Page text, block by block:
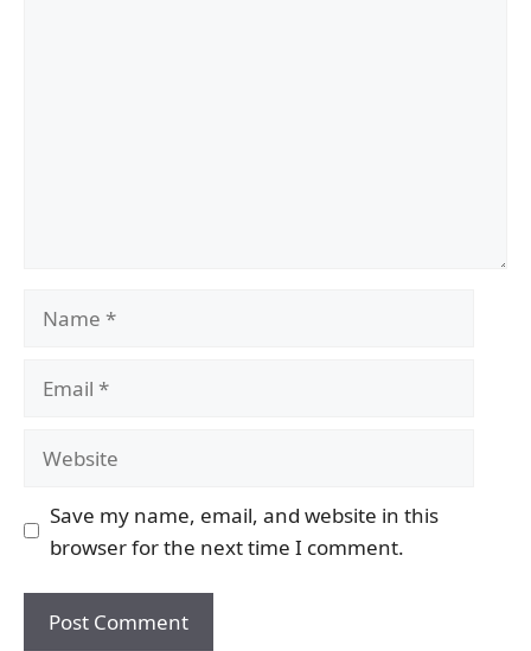
Save my name, email, and website in this
browser for the next time I comment.